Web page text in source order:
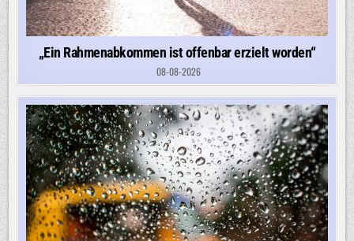
„Ein Rahmenabkommen ist offenbar erzielt worden“
08-08-2026